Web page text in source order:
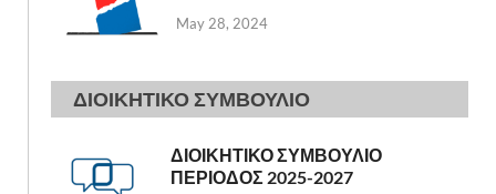
May 28, 2024
ΔΙΟΙΚΗΤΙΚΟ ΣΥΜΒΟΥΛΙΟ
ΔΙΟΙΚΗΤΙΚΟ ΣΥΜΒΟΥΛΙΟ
ΠΕΡΙΟΔΟΣ 2025-2027